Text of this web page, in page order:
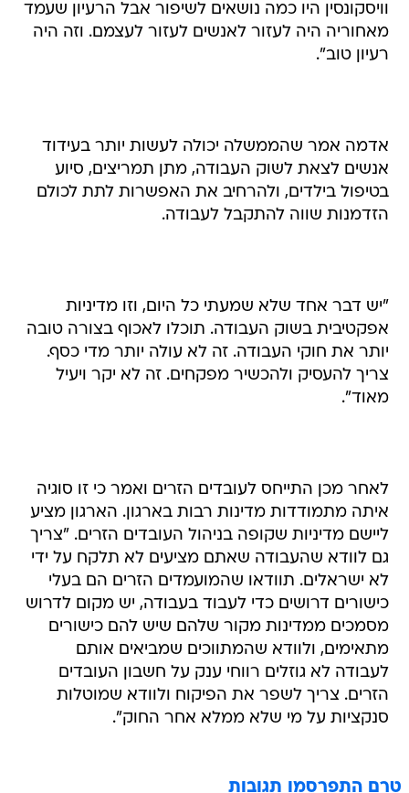
וויסקונסין היו כמה נושאים לשיפור אבל הרעיון שעמד
מאחוריה היה לעזור לאנשים לעזור לעצמם. וזה היה
רעיון טוב".
אדמה אמר שהממשלה יכולה לעשות יותר בעידוד
אנשים לצאת לשוק העבודה, מתן תמריצים, סיוע
בטיפול בילדים, ולהרחיב את האפשרות לתת לכולם
הזדמנות שווה להתקבל לעבודה.
"יש דבר אחד שלא שמעתי כל היום, וזו מדיניות
אפקטיבית בשוק העבודה. תוכלו לאכוף בצורה טובה
יותר את חוקי העבודה. זה לא עולה יותר מדי כסף.
צריך להעסיק ולהכשיר מפקחים. זה לא יקר ויעיל
מאוד".
לאחר מכן התייחס לעובדים הזרים ואמר כי זו סוגיה
איתה מתמודדות מדינות רבות בארגון. הארגון מציע
ליישם מדיניות שקופה בניהול העובדים הזרים. "צריך
גם לוודא שהעבודה שאתם מציעים לא תלקח על ידי
לא ישראלים. תוודאו שהמועמדים הזרים הם בעלי
כישורים דרושים כדי לעבוד בעבודה, יש מקום לדרוש
מסמכים ממדינות מקור שלהם שיש להם כישורים
מתאימים, ולוודא שהמתווכים שמביאים אותם
לעבודה לא גוזלים רווחי ענק על חשבון העובדים
הזרים. צריך לשפר את הפיקוח ולוודא שמוטלות
סנקציות על מי שלא ממלא אחר החוק".
טרם התפרסמו תגובות